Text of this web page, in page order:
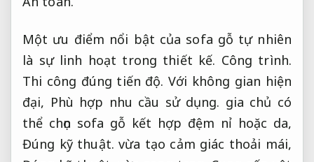
Một ưu điểm nổi bật của sofa gỗ tự nhiên
là sự linh hoạt trong thiết kế. Công trình.
Thi công đúng tiến độ. Với không gian hiện
đại, Phù hợp nhu cầu sử dụng. gia chủ có
thể chọn sofa gỗ kết hợp đệm nỉ hoặc da,
Đúng kỹ thuật. vừa tạo cảm giác thoải mái,